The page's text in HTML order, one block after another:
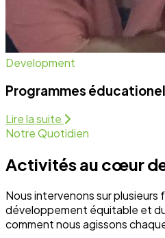
Programmes Éducationels
Activité régulière
Activité régulière
Activité régulière